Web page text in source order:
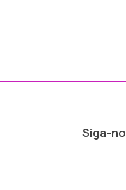
Siga-